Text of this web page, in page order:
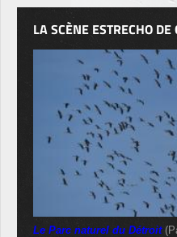
LA SCÈNE ESTRECHO
Le Parc naturel du Détroit